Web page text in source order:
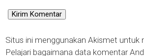
Situs ini menggunakan Akismet untuk
Pelajari bagaimana data komentar